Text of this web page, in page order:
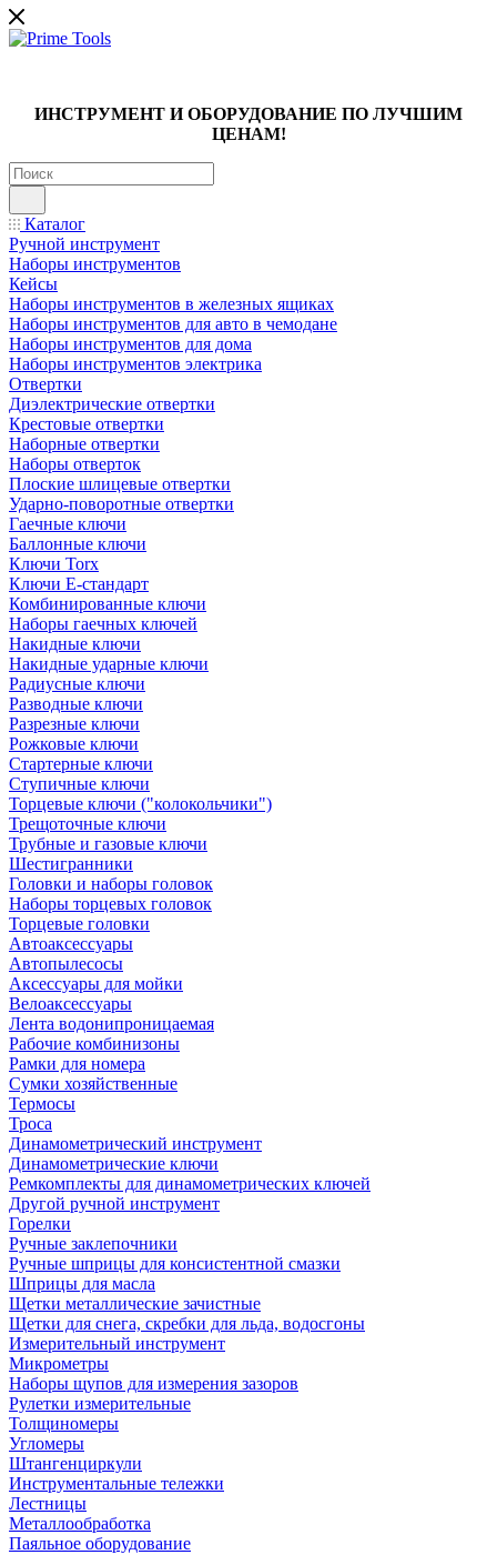
ИНСТРУМЕНТ И ОБОРУДОВАНИЕ ПО ЛУЧШИМ
ЦЕНАМ!
Каталог
Ручной инструмент
Наборы инструментов
Кейсы
Наборы инструментов в железных ящиках
Наборы инструментов для авто в чемодане
Наборы инструментов для дома
Наборы инструментов электрика
Отвертки
Диэлектрические отвертки
Крестовые отвертки
Наборные отвертки
Наборы отверток
Плоские шлицевые отвертки
Ударно-поворотные отвертки
Гаечные ключи
Баллонные ключи
Ключи Torx
Ключи Е-стандарт
Комбинированные ключи
Наборы гаечных ключей
Накидные ключи
Накидные ударные ключи
Радиусные ключи
Разводные ключи
Разрезные ключи
Рожковые ключи
Стартерные ключи
Ступичные ключи
Торцевые ключи ("колокольчики")
Трещоточные ключи
Трубные и газовые ключи
Шестигранники
Головки и наборы головок
Наборы торцевых головок
Торцевые головки
Автоаксессуары
Автопылесосы
Аксессуары для мойки
Велоаксессуары
Лента водонипроницаемая
Рабочие комбинизоны
Рамки для номера
Сумки хозяйственные
Термосы
Троса
Динамометрический инструмент
Динамометрические ключи
Ремкомплекты для динамометрических ключей
Другой ручной инструмент
Горелки
Ручные заклепочники
Ручные шприцы для консистентной смазки
Шприцы для масла
Щетки металлические зачистные
Щетки для снега, скребки для льда, водосгоны
Измерительный инструмент
Микрометры
Наборы щупов для измерения зазоров
Рулетки измерительные
Толщиномеры
Угломеры
Штангенциркули
Инструментальные тележки
Лестницы
Металлообработка
Паяльное оборудование